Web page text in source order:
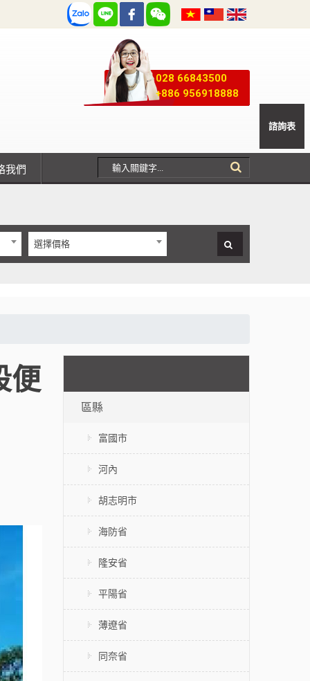
028 66843500
+886 956918888
絡我們
選擇價格
便
區縣
富國市
河內
胡志明市
海防省
隆安省
平陽省
薄遼省
同奈省
諮詢表